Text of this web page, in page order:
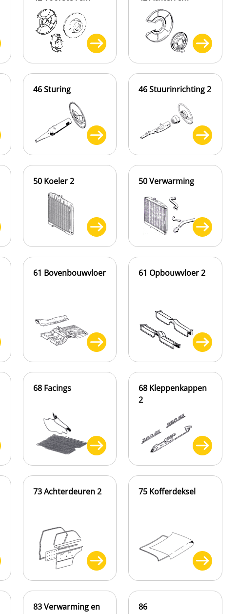
46 Sturing 46 Stuurinrichting 2
50 Koeler 2 50 Verwarming
61 Bovenbouwvloer 61 Opbouwvloer 2
68 Facings
68 Kleppenkappen
2
73 Achterdeuren 2 75 Kofferdeksel
83 Verwarming en
86